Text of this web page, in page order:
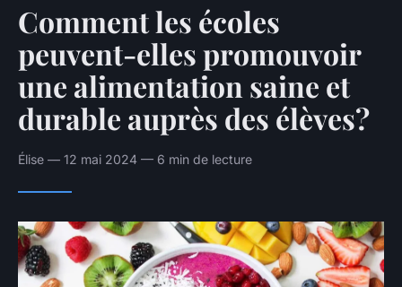
Comment les écoles
peuvent-elles promouvoir
une alimentation saine et
durable auprès des élèves?
Élise — 12 mai 2024 — 6 min de lecture